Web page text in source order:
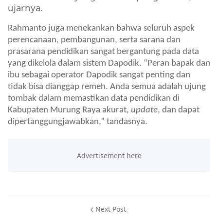
ujarnya.
Rahmanto juga menekankan bahwa seluruh aspek
perencanaan, pembangunan, serta sarana dan
prasarana pendidikan sangat bergantung pada data
yang dikelola dalam sistem Dapodik. “Peran bapak dan
ibu sebagai operator Dapodik sangat penting dan
tidak bisa dianggap remeh. Anda semua adalah ujung
tombak dalam memastikan data pendidikan di
Kabupaten Murung Raya akurat, update, dan dapat
dipertanggungjawabkan,” tandasnya.
Next Post